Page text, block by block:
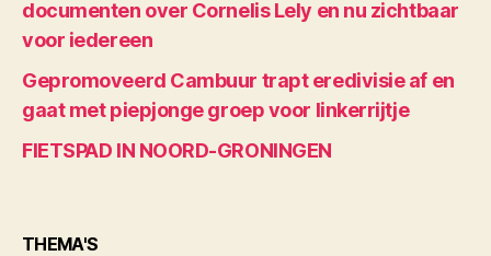
documenten over Cornelis Lely en nu zichtbaar
voor iedereen
Gepromoveerd Cambuur trapt eredivisie af en
gaat met piepjonge groep voor linkerrijtje
FIETSPAD IN NOORD-GRONINGEN
THEMA'S